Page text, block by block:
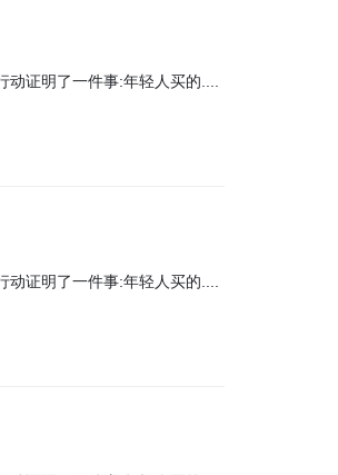
证明了一件事:年轻人买的....
证明了一件事:年轻人买的....